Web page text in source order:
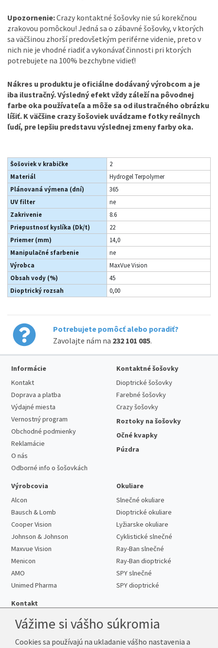
Upozornenie:Crazy kontaktné šošovky nie sú korekčnou
zrakovou pomôckou! Jedná sa o zábavné šošovky, v ktorých
sa väčšinou zhorší predovšetkým periférne videnie, preto v
nich nie je vhodné riadiť a vykonávať činnosti pri ktorých
potrebujete na 100% bezchybne vidieť!
Nákres u produktu je oficiálne dodávaný výrobcom a je
iba ilustračný. Výsledný efekt vždy záleží na pôvodnej
farbe oka používateľa a môže sa od ilustračného obrázku
líšiť. K väčšine crazy šošoviek uvádzame fotky reálnych
ľudí, pre lepšiu predstavu výslednej zmeny farby oka.
Šošoviek v krabičke
2
Materiál
Hydrogel Terpolymer
Plánovaná výmena (dní)
365
UV filter
ne
Zakrivenie
8.6
Priepustnosť kyslíka (Dk/t)
22
Priemer (mm)
14,0
Manipulačné sfarbenie
ne
Výrobca
MaxVue Vision
Obsah vody (%)
45
Dioptrický rozsah
0,00
Potrebujete pomôcť alebo poradiť?
Zavolajte nám na 232 101 085.
Informácie
Kontakt
Doprava a platba
Výdajné miesta
Vernostný program
Obchodné podmienky
Reklamácie
O nás
Odborné info o šošovkách
Kontaktné šošovky
Dioptrické šošovky
Farebné šošovky
Crazy šošovky
Roztoky na šošovky
Očné kvapky
Púzdra
Výrobcovia
Alcon
Bausch & Lomb
Cooper Vision
Johnson & Johnson
Maxvue Vision
Menicon
AMO
Unimed Pharma
Okuliare
Slnečné okuliare
Dioptrické okuliare
Lyžiarske okuliare
Cyklistické slnečné
Ray-Ban slnečné
Ray-Ban dioptrické
SPY slnečné
SPY dioptrické
Kontakt
Telefón:+421 222 205 863
Vážime si vášho súkromia
Cookies sa používajú na ukladanie vášho nastavenia a